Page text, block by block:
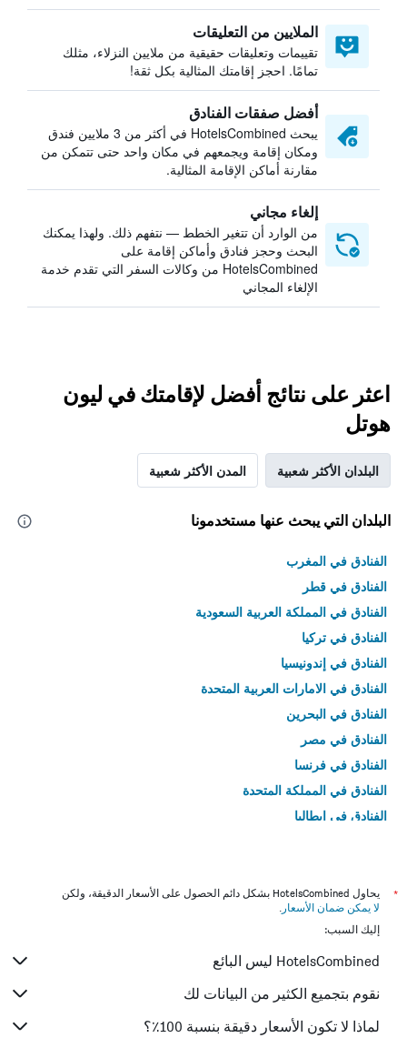
الملايين من التعليقات
تقييمات وتعليقات حقيقية من ملايين النزلاء، مثلك
تمامًا. احجز إقامتك المثالية بكل ثقة!
أفضل صفقات الفنادق
يبحث HotelsCombined في أكثر من 3 ملايين فندق
ومكان إقامة ويجمعهم في مكان واحد حتى تتمكن من
مقارنة أماكن الإقامة المثالية.
إلغاء مجاني
من الوارد أن تتغير الخطط — نتفهم ذلك. ولهذا يمكنك
البحث وحجز فنادق وأماكن إقامة على
HotelsCombined من وكالات السفر التي تقدم خدمة
الإلغاء المجاني
اعثر على نتائج أفضل لإقامتك في ليون
هوتل
البلدان الأكثر شعبية المدن الأكثر شعبية
البلدان التي يبحث عنها مستخدمونا
الفنادق في المغرب
الفنادق في قطر
الفنادق في المملكة العربية السعودية
الفنادق في تركيا
الفنادق في إندونيسيا
الفنادق في الامارات العربية المتحدة
الفنادق في البحرين
الفنادق في مصر
الفنادق في فرنسا
الفنادق في المملكة المتحدة
الفنادق في إيطاليا
*
يحاول HotelsCombined بشكل دائم الحصول على الأسعار الدقيقة، ولكن
لا يمكن ضمان الأسعار .
إليك السبب:
HotelsCombined ليس البائع
نقوم بتجميع الكثير من البيانات لك
لماذا لا تكون الأسعار دقيقة بنسبة 100٪؟